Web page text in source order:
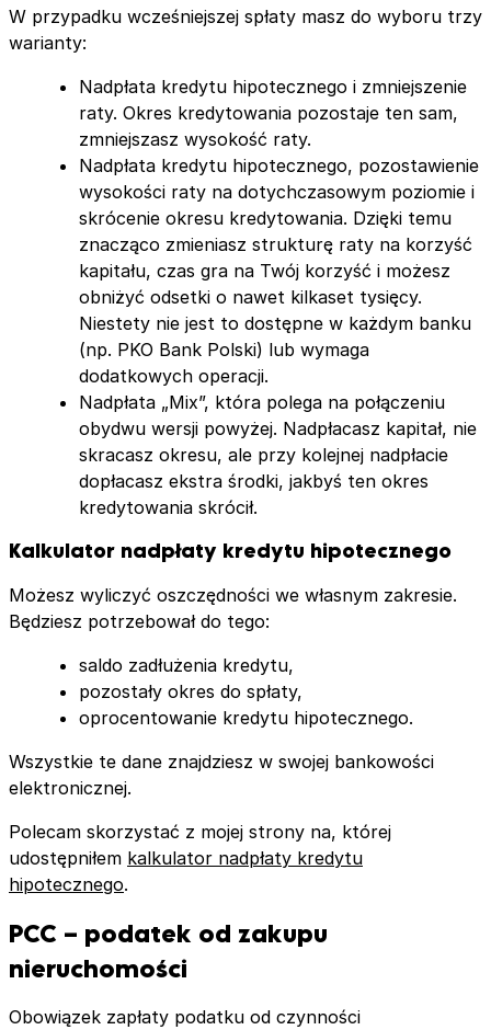
W przypadku wcześniejszej spłaty masz do wyboru trzy
warianty:
Nadpłata kredytu hipotecznego i zmniejszenie
raty. Okres kredytowania pozostaje ten sam,
zmniejszasz wysokość raty.
Nadpłata kredytu hipotecznego, pozostawienie
wysokości raty na dotychczasowym poziomie i
skrócenie okresu kredytowania. Dzięki temu
znacząco zmieniasz strukturę raty na korzyść
kapitału, czas gra na Twój korzyść i możesz
obniżyć odsetki o nawet kilkaset tysięcy.
Niestety nie jest to dostępne w każdym banku
(np. PKO Bank Polski) lub wymaga
dodatkowych operacji.
Nadpłata „Mix”, która polega na połączeniu
obydwu wersji powyżej. Nadpłacasz kapitał, nie
skracasz okresu, ale przy kolejnej nadpłacie
dopłacasz ekstra środki, jakbyś ten okres
kredytowania skrócił.
Kalkulator nadpłaty kredytu hipotecznego
Możesz wyliczyć oszczędności we własnym zakresie.
Będziesz potrzebował do tego:
saldo zadłużenia kredytu,
pozostały okres do spłaty,
oprocentowanie kredytu hipotecznego.
Wszystkie te dane znajdziesz w swojej bankowości
elektronicznej.
Polecam skorzystać z mojej strony na, której
udostępniłem kalkulator nadpłaty kredytu
hipotecznego.
PCC – podatek od zakupu
nieruchomości
Obowiązek zapłaty podatku od czynności